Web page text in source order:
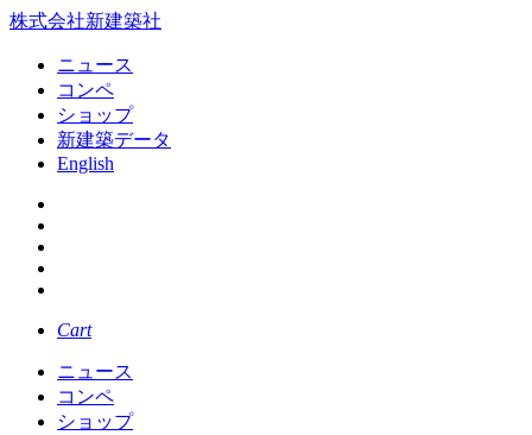
株式会社新建築社
ニュース
コンペ
ショップ
新建築データ
English
Cart
ニュース
コンペ
ショップ